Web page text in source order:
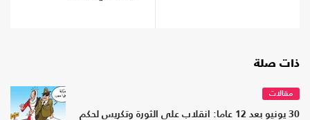
ذات صلة
مقالات
30 يونيو بعد 12 عاما: انقلاب على الثورة وتكريس لحكم